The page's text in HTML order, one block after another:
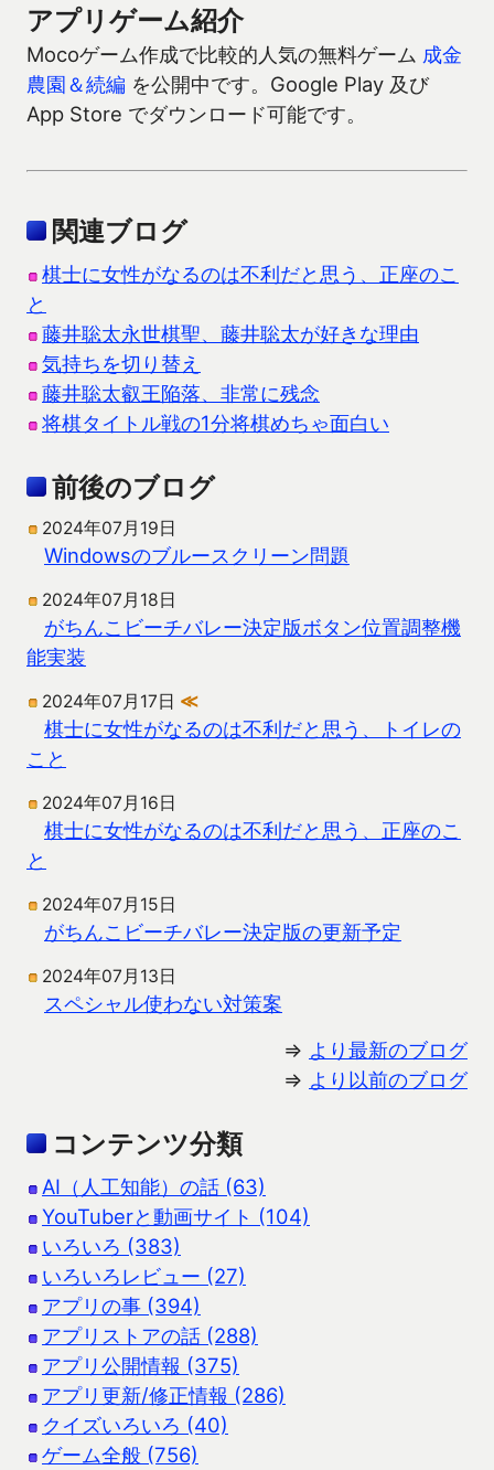
アプリゲーム紹介
Mocoゲーム作成で比較的人気の無料ゲーム 成金
農園＆続編 を公開中です。Google Play 及び
App Store でダウンロード可能です。
関連ブログ
棋士に女性がなるのは不利だと思う、正座のこ
と
藤井聡太永世棋聖、藤井聡太が好きな理由
気持ちを切り替え
藤井聡太叡王陥落、非常に残念
将棋タイトル戦の1分将棋めちゃ面白い
前後のブログ
2024年07月19日
Windowsのブルースクリーン問題
2024年07月18日
がちんこビーチバレー決定版ボタン位置調整機
能実装
2024年07月17日 ≪
棋士に女性がなるのは不利だと思う、トイレの
こと
2024年07月16日
棋士に女性がなるのは不利だと思う、正座のこ
と
2024年07月15日
がちんこビーチバレー決定版の更新予定
2024年07月13日
スペシャル使わない対策案
⇒ より最新のブログ
⇒ より以前のブログ
コンテンツ分類
AI（人工知能）の話 (63)
YouTuberと動画サイト (104)
いろいろ (383)
いろいろレビュー (27)
アプリの事 (394)
アプリストアの話 (288)
アプリ公開情報 (375)
アプリ更新/修正情報 (286)
クイズいろいろ (40)
ゲーム全般 (756)